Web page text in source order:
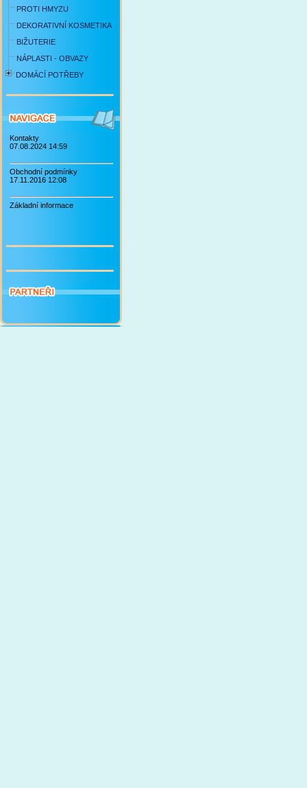
PROTI HMYZU
DEKORATIVNÍ KOSMETIKA
BIŽUTERIE
NÁPLASTI - OBVAZY
DOMÁCÍ POTŘEBY
Kontakty
07.08.2024 14:59
Obchodní podmínky
17.11.2016 12:08
Základní informace